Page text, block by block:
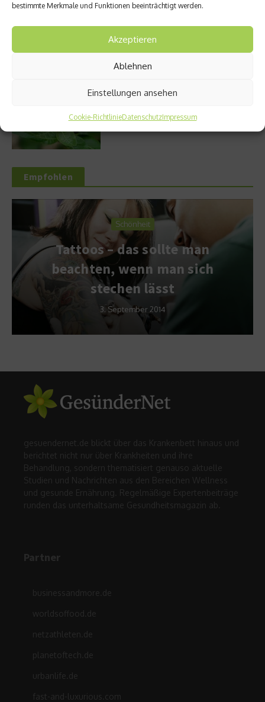
bestimmte Merkmale und Funktionen beeinträchtigt werden.
Akzeptieren
Ablehnen
Einstellungen ansehen
Cookie-RichtlinieDatenschutzImpressum
Stuhlgang – wie oft ist eigentlich normal?
Welches Ashwagandha sollte ich kaufen?
Empfohlen
Schönheit
Tattoos – das sollte man
beachten, wenn man sich
stechen lässt
3. September 2014
gesuendernet.de blickt über das Krankenbett hinaus und
berichtet nicht nur über Krankheiten und ihre
Behandlung, sondern thematisiert genauso aktuelle
Studien und Nachrichten aus den Bereichen Wellness
und gesunde Ernährung. Regelmäßige Expertenbeiträge
runden das unterhaltsame Gesundheitsmagazin ab.
Partner
businessandmore.de
worldsoffood.de
netzathleten.de
planetoftech.de
urbanlife.de
fast-and-luxurious.com